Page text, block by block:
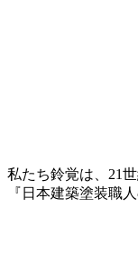
私たち鈴覚は、21
『日本建築塗装職